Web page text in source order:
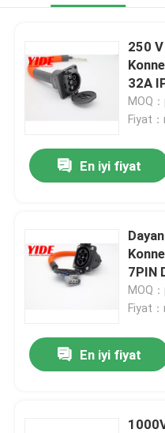
250
32A
MOQ
Fiyat
En iyi fiyat
7PIN
MOQ
Fiyat
En iyi fiyat